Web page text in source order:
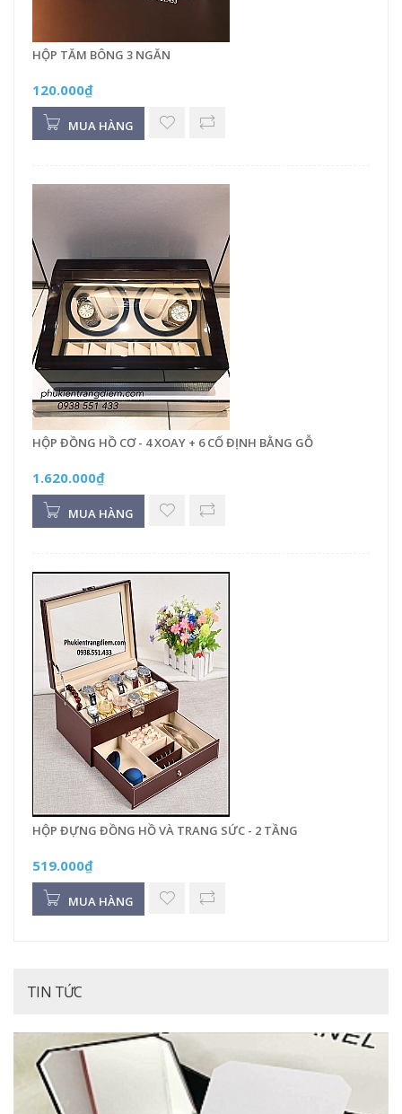
HỘP TĂM BÔNG 3 NGĂN
120.000₫
MUA HÀNG
HỘP ĐỒNG HỒ CƠ - 4 XOAY + 6 CỐ ĐỊNH BẰNG GỖ
1.620.000₫
MUA HÀNG
HỘP ĐỰNG ĐỒNG HỒ VÀ TRANG SỨC - 2 TẦNG
519.000₫
MUA HÀNG
TIN TỨC